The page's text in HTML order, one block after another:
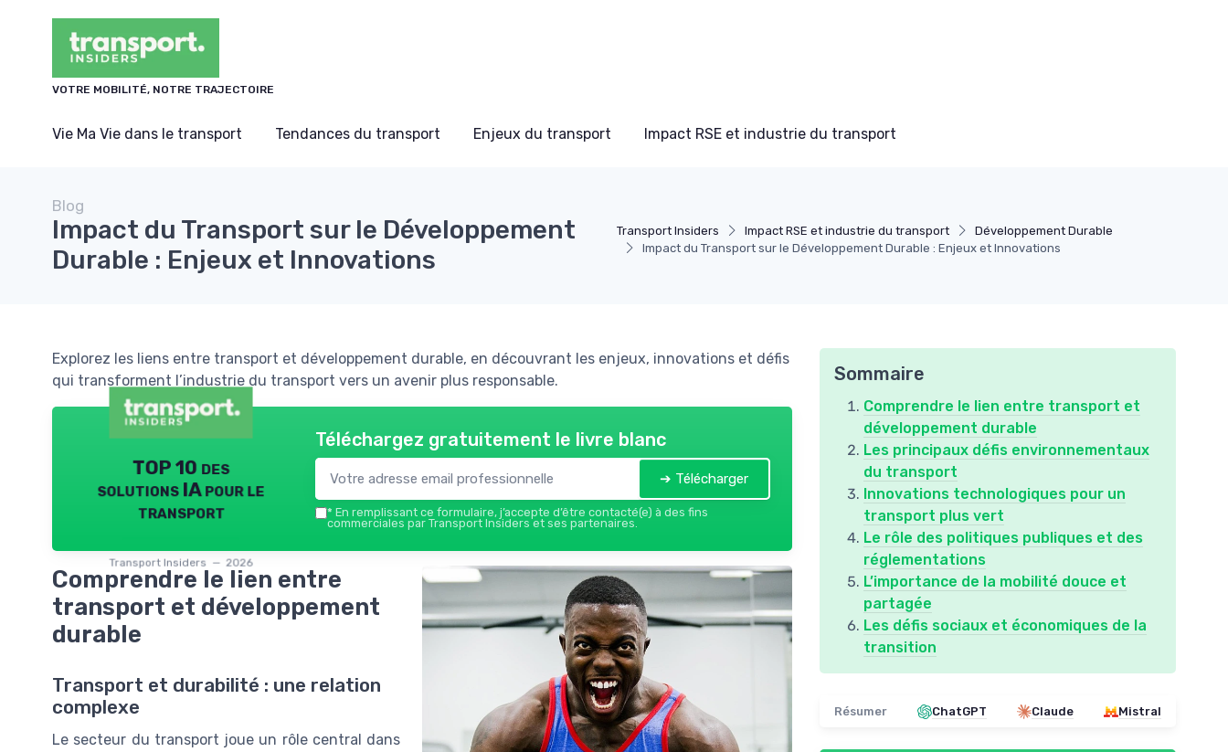
VOTRE MOBILITÉ, NOTRE TRAJECTOIRE
Vie Ma Vie dans le transport Tendances du transport Enjeux du transport Impact RSE et industrie du transport
Transport Insiders Impact RSE et industrie du transport
Développement Durable
Impact du Transport sur le Développement Durable : Enjeux et Innovations
Blog
Impact du Transport sur le Développement
Durable : Enjeux et Innovations
Explorez les liens entre transport et développement durable, en découvrant les enjeux, innovations et défis
qui transforment l’industrie du transport vers un avenir plus responsable.
TOP 10 des
solutions IA pour le
transport
Transport Insiders — 2026
Téléchargez gratuitement le livre blanc
➔ Télécharger
* En remplissant ce formulaire, j’accepte d’être contacté(e) à des fins
commerciales par Transport Insiders et ses partenaires.
Comprendre le lien entre
transport et développement
durable
Transport et durabilité : une relation
complexe
Le secteur du transport joue un rôle central dans
Sommaire
Comprendre le lien entre transport et
développement durable
Les principaux défis environnementaux
du transport
Innovations technologiques pour un
transport plus vert
Le rôle des politiques publiques et des
réglementations
L’importance de la mobilité douce et
partagée
Les défis sociaux et économiques de la
transition
Résumer ChatGPT Claude Mistral